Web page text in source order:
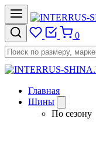
0
Главная
Шины
По сезону